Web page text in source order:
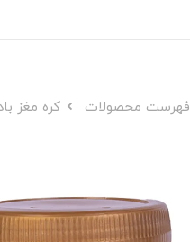
فهرست محصولات کره مغز